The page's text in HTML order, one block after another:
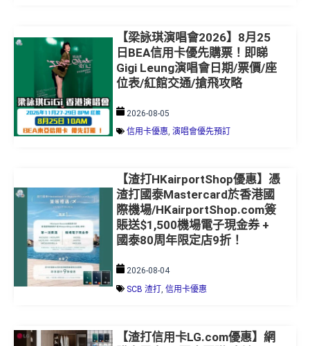
【梁詠琪演唱會2026】8月25
日BEA信用卡優先購票！即睇
Gigi Leung演唱會日期/票價/座
位表/紅館交通/搶飛攻略
2026-08-05
信用卡優惠, 演唱會優先預訂
【渣打HKairportShop優惠】憑
渣打國泰Mastercard於香港國
際機場/HKairportShop.com簽
賬送$1,500機場電子現金券 +
國泰80周年限定店9折！
2026-08-04
SCB 渣打 , 信用卡優惠
【渣打信用卡LG.com優惠】網